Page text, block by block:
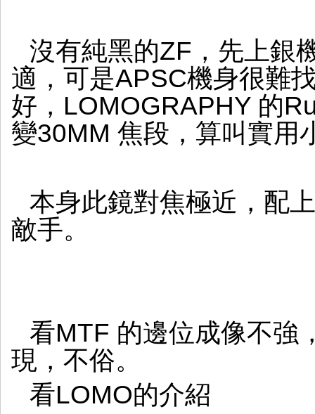
沒有純黑的ZF，先上銀
適，可是APSC機身很難
好，LOMOGRAPHY 的
變30MM 焦段，算叫實用
本身此鏡對焦極近，配
敵手。
看MTF 的邊位成像不強
現，不俗。
看LOMO的介紹